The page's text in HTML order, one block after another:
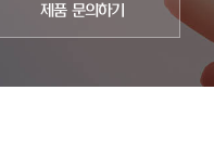
제품 문의하기